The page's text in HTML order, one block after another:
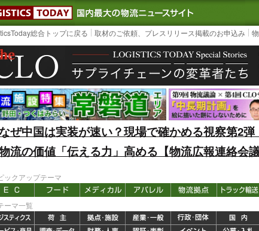
LOGISTICS TODAY｜国内最大の物流ニュ
総合トップに戻る 取材のご依頼、プレスリリース掲載のお申込み
ぜ中国は実装が速い？現場で確かめる視察第2弾
流の価値「伝える力」高める【物流広報連絡会
ックアップテーマ
ーマ一覧